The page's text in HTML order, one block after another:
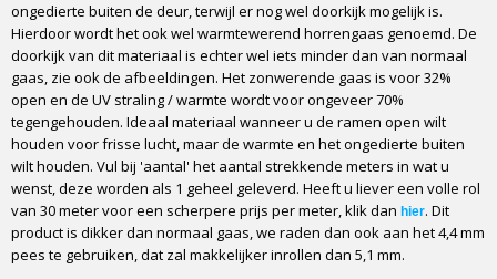
ongedierte buiten de deur, terwijl er nog wel doorkijk mogelijk is.
Hierdoor wordt het ook wel warmtewerend horrengaas genoemd. De
doorkijk van dit materiaal is echter wel iets minder dan van normaal
gaas, zie ook de afbeeldingen. Het zonwerende gaas is voor 32%
open en de UV straling / warmte wordt voor ongeveer 70%
tegengehouden. Ideaal materiaal wanneer u de ramen open wilt
houden voor frisse lucht, maar de warmte en het ongedierte buiten
wilt houden. Vul bij 'aantal' het aantal strekkende meters in wat u
wenst, deze worden als 1 geheel geleverd. Heeft u liever een volle rol
van 30 meter voor een scherpere prijs per meter, klik dan hier. Dit
product is dikker dan normaal gaas, we raden dan ook aan het 4,4 mm
pees te gebruiken, dat zal makkelijker inrollen dan 5,1 mm.